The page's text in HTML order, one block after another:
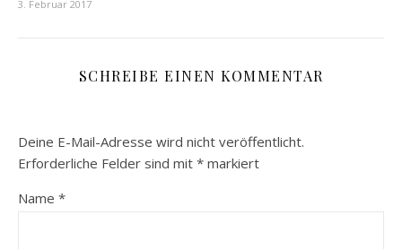
3. Februar 2017
SCHREIBE EINEN KOMMENTAR
Deine E-Mail-Adresse wird nicht veröffentlicht.
Erforderliche Felder sind mit * markiert
Name *